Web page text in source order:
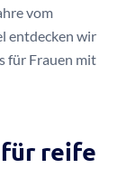
vom
entdecken wir
für Frauen mit
reife